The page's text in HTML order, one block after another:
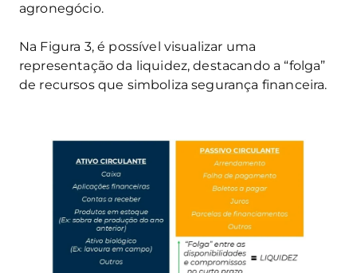
agronegócio.
Na Figura 3, é possível visualizar uma
representação da liquidez, destacando a “folga”
de recursos que simboliza segurança financeira.